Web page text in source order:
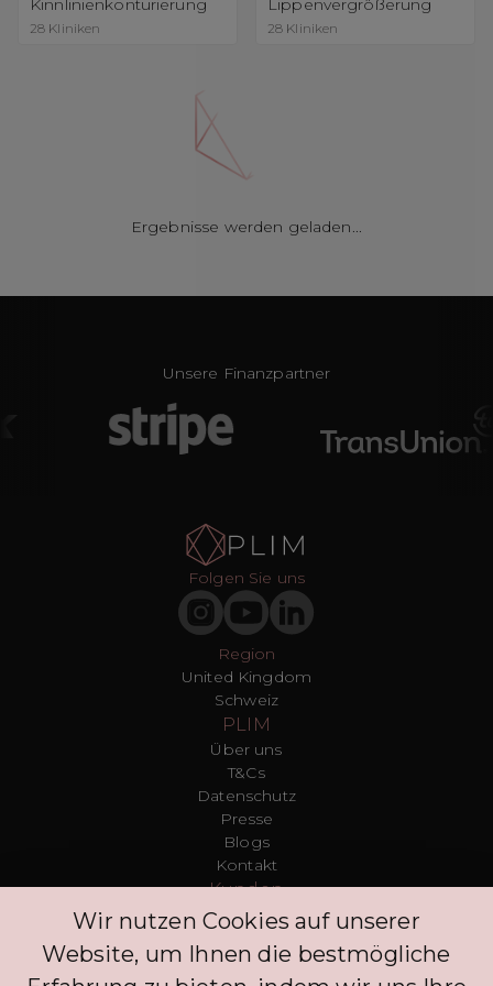
Kinnlinienkonturierung
28 Kliniken
Lippenvergrößerung
28 Kliniken
Ergebnisse werden geladen...
Unsere Finanzpartner
Region
United Kingdom
Schweiz
Folgen Sie uns
PLIM
Über uns
T&Cs
Datenschutz
Presse
Blogs
Kontakt
Kunden
FAQ
Entdecken Sie
Wir nutzen Cookies auf unserer
Website, um Ihnen die bestmögliche